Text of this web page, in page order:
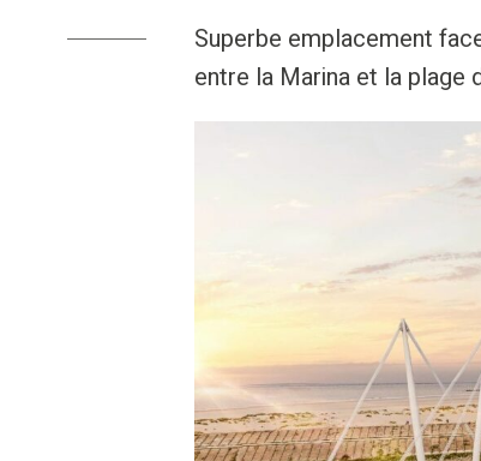
Superbe emplacement
entre la Marina et la plage